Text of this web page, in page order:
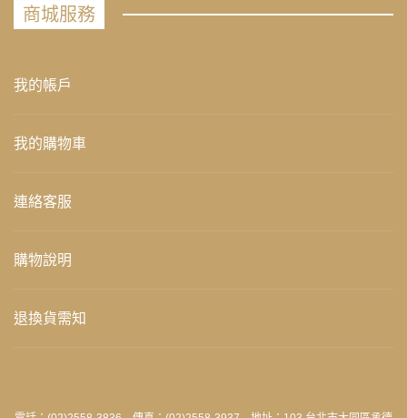
商城服務
我的帳戶
我的購物車
連絡客服
購物說明
退換貨需知